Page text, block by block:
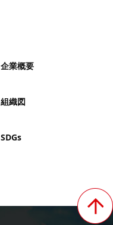
企業概要
組織図
SDGs